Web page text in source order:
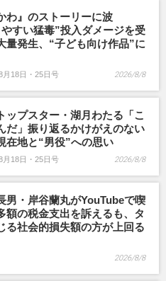
わ』のストーリーに波
すい猛毒”投入ダメージを受
量発生、“子ども向け作品”に
月18日・25日号 2026/8/8
ップスター・湖月わたる「こ
だ」振り返るかけがえのない
在地と“男役”への思い
月18日・25日号 2026/8/8
男・岸谷蘭丸がYouTubeで喫
額の税金支出を訴えるも、タ
る社会的損失額の方が上回る
2026/8/8